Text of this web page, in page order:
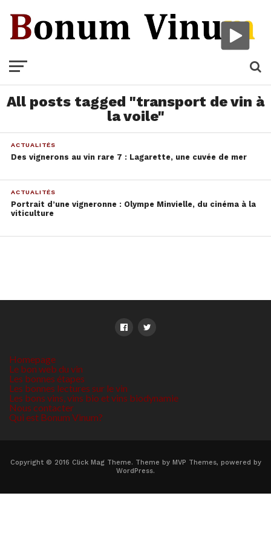
All posts tagged "transport de vin à
la voile"
ACTUALITÉS
Des vignerons au vin rare 7 : Lagarette, une cuvée de mer
ACTUALITÉS
Portrait d’une vigneronne : Olympe Minvielle, du cinéma à la
viticulture
Homepage
Le bon web du vin
Les bonnes étapes
Les bonnes lectures sur le vin
Les bons vins, vins bio et vins biodynamie
Nous contacter
Qui est Bonum Vinum?
Copyright © 2016 Click Mag Theme. Theme by MVP Themes, powered by
WordPress.